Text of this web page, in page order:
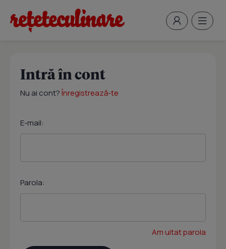
Intră în cont
Nu ai cont?Înregistrează-te
E-mail:
Parola:
Am uitat parola